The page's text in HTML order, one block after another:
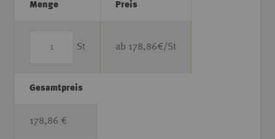
Menge
St
Preis
ab 178,86€/St
Gesamtpreis
178,86 €